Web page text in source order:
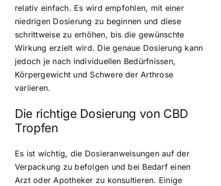
relativ einfach. Es wird empfohlen, mit einer
niedrigen Dosierung zu beginnen und diese
schrittweise zu erhöhen, bis die gewünschte
Wirkung erzielt wird. Die genaue Dosierung kann
jedoch je nach individuellen Bedürfnissen,
Körpergewicht und Schwere der Arthrose
variieren.
Die richtige Dosierung von CBD
Tropfen
Es ist wichtig, die Dosieranweisungen auf der
Verpackung zu befolgen und bei Bedarf einen
Arzt oder Apotheker zu konsultieren. Einige